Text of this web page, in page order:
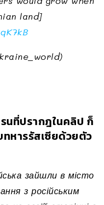
land]
นที่ปรากฎในคลิป ก็
หารรัสเซียด้วยตัว
зайшли в місто
з російським